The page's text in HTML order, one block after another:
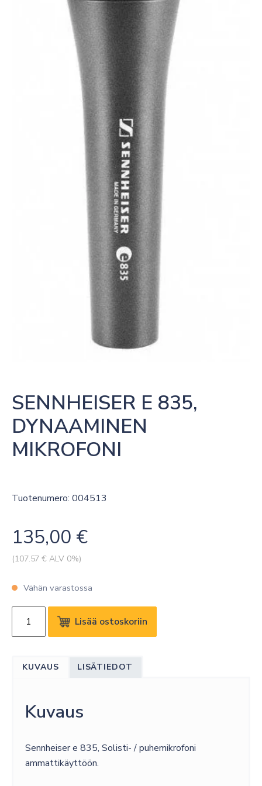
SENNHEISER E 835,
DYNAAMINEN
MIKROFONI
Tuotenumero: 004513
135,00 €
(107.57 € ALV 0%)
Vähän varastossa
SENNHEISER
DYNAAMINEN
Lisää ostoskoriin
KUVAUS LISÄTIEDOT
Kuvaus
Sennheiser e 835, Solisti- / puhemikrofoni
ammattikäyttöön.